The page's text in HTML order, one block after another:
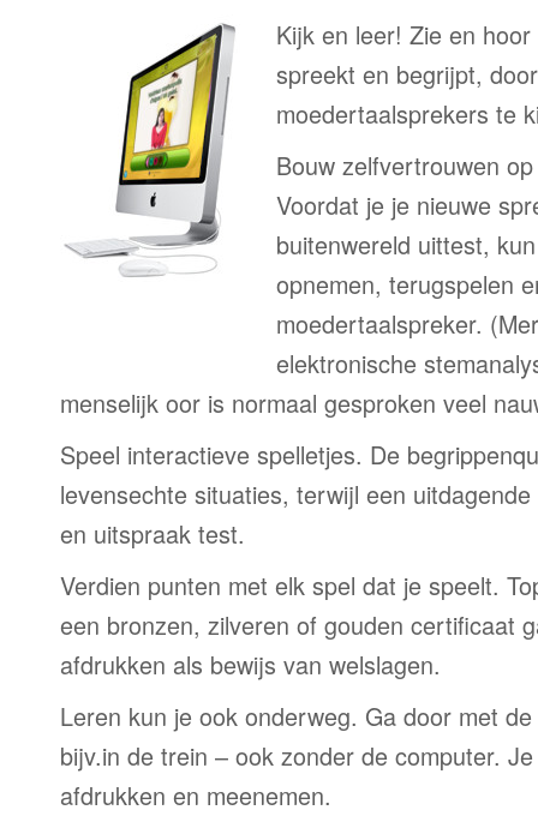
Kijk en leer! Zie en
spreekt en begrijpt,
moedertaalsprekers te
Bouw zelfvertrouwen
Voordat je je nieuwe
buitenwereld uittest,
opnemen, terugspelen
moedertaalspreker.
elektronische
menselijk oor is normaal gesproken veel
Speel interactieve spelletjes. De
levensechte situaties, terwijl een
en uitspraak test.
Verdien punten met elk spel dat je speelt.
een bronzen, zilveren of gouden certificaat
afdrukken als bewijs van welslagen.
Leren kun je ook onderweg. Ga door met
bijv.in de trein – ook zonder de computer.
afdrukken en meenemen.